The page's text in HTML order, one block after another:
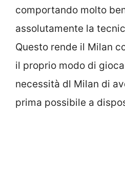
comportando molto
assolutamente la
Questo rende il Milan
il proprio modo di
necessità dl Milan di
prima possibile a